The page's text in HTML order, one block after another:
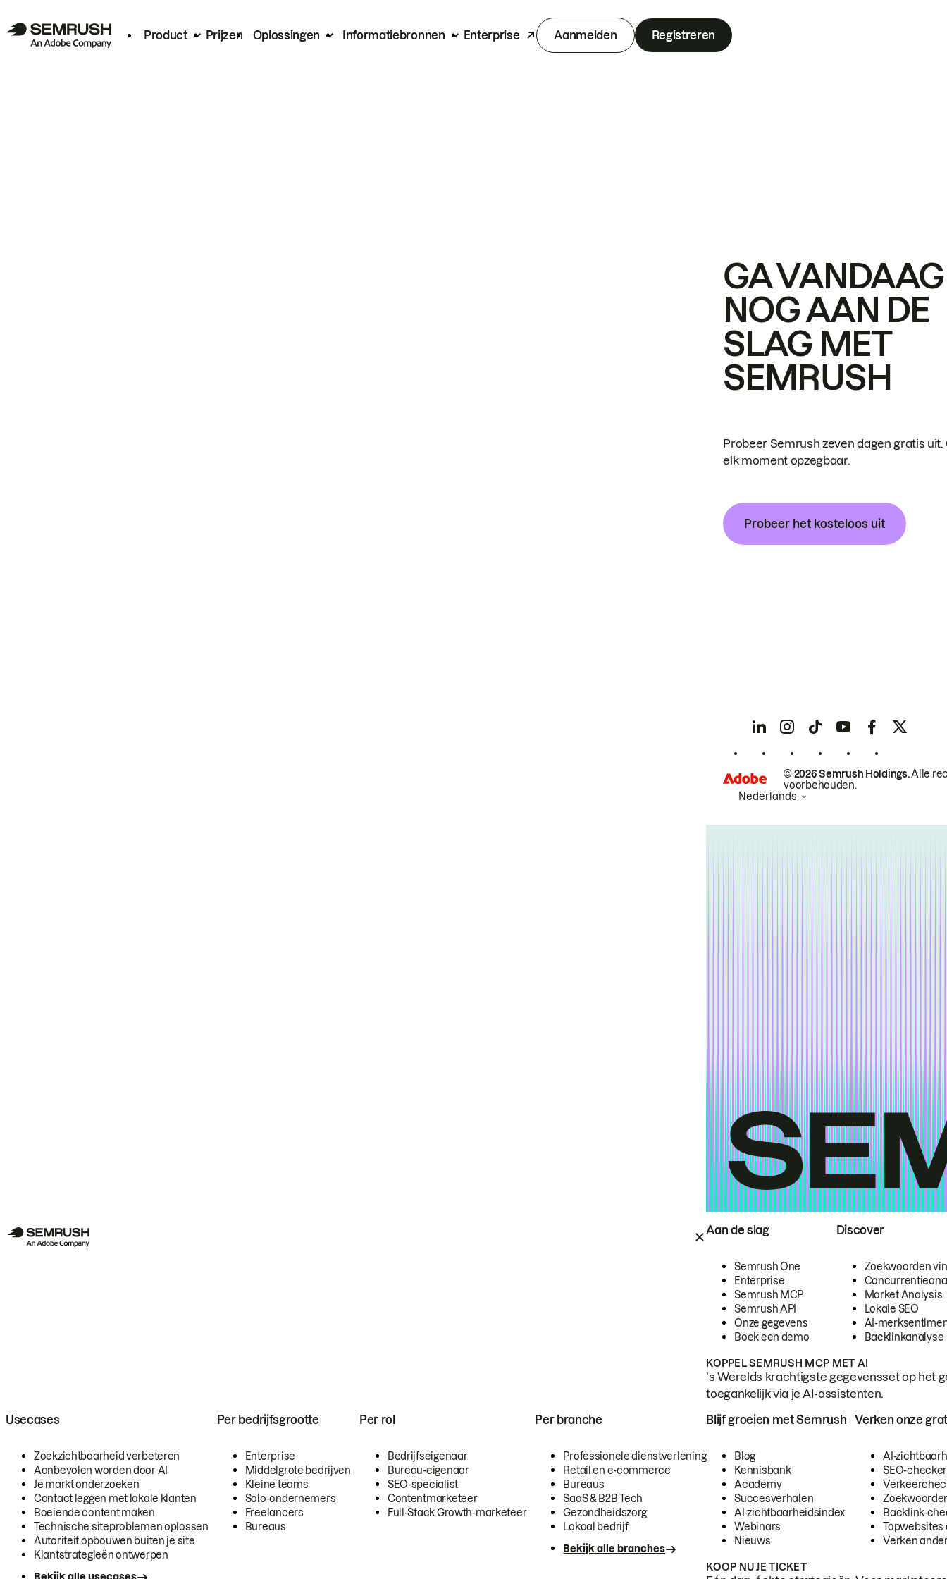
Product Prijzen Oplossingen Informatiebronnen Enterprise Aanmelden Registreren
Aan de slag
Semrush One
Enterprise
Semrush MCP
Semrush API
Onze gegevens
Boek een demo
Discover
Zoekwoorden
Market Analysis
Lokale SEO
AI-
Backlinkanalyse
KOPPEL SEMRUSH MCP MET AI
's Werelds krachtigste gegevensset op het
toegankelijk via je AI-assistenten.
Usecases
Zoekzichtbaarheid verbeteren
Aanbevolen worden door AI
Je markt onderzoeken
Contact leggen met lokale klanten
Boeiende content maken
Technische siteproblemen oplossen
Autoriteit opbouwen buiten je site
Klantstrategieën ontwerpen
Per bedrijfsgrootte
Enterprise
Middelgrote bedrijven
Kleine teams
Solo-ondernemers
Freelancers
Bureaus
Per rol
Bedrijfseigenaar
Bureau-eigenaar
SEO-specialist
Contentmarketeer
Full-Stack Growth-marketeer
Per branche
Professionele dienstverlening
Retail en e-commerce
Bureaus
SaaS & B2B Tech
Gezondheidszorg
Lokaal bedrijf
Bekijk alle branches
Blijf groeien met Semrush
Blog
Kennisbank
Academy
Succesverhalen
AI-zichtbaarheidsindex
Webinars
Nieuws
Verken onze
AI-
SEO-checker
Backlink-
Topwebsites
Verken
KOOP NU JE TICKET
GA VANDAAG
NOG AAN DE
SLAG MET
SEMRUSH
Probeer Semrush zeven dagen gratis uit.
elk moment opzegbaar.
Probeer het kosteloos uit
© 2026 Semrush Holdings.Alle
voorbehouden.
Nederlands